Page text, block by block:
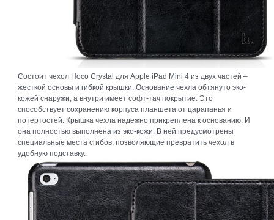
Состоит чехол Hoco Crystal для Apple iPad Mini 4 из двух частей –
жесткой основы и гибкой крышки. Основание чехла обтянуто эко-
кожей снаружи, а внутри имеет софт-тач покрытие. Это
способствует сохранению корпуса планшета от царапанья и
потертостей. Крышка чехла надежно прикреплена к основанию. И
она полностью выполнена из эко-кожи. В ней предусмотрены
специальные места сгибов, позволяющие превратить чехол в
удобную подставку.